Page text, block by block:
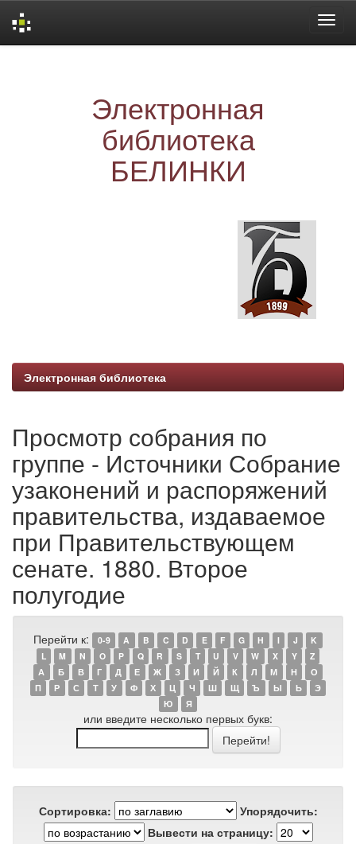
Электронная
библиотека
БЕЛИНКИ
Электронная библиотека
Просмотр собрания по
группе - Источники Собрание
узаконений и распоряжений
правительства, издаваемое
при Правительствующем
сенате. 1880. Второе
полугодие
Перейти к: 0-9 A B C D E F G H I J
K
L
M N O P Q R S T U V W X Y
Z
А
Б В Г Д Е Ж З И Й К Л М Н
О
П
Р С Т У Ф Х Ц Ч Ш Щ Ъ Ы Ь
Э
Ю
Я
или введите несколько первых букв:
Сортировка:
Упорядочить:
Вывести на страницу: